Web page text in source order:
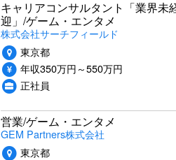
キャリアコンサルタント「業界未
迎」/ゲーム・エンタメ
株式会社サーチフィールド
東京都
年収350万円～550万円
正社員
営業/ゲーム・エンタメ
GEM Partners株式会社
東京都